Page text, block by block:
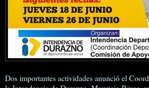
Dos importantes actividades anunció el